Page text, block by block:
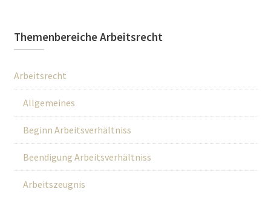
Themenbereiche Arbeitsrecht
Arbeitsrecht
Allgemeines
Beginn Arbeitsverhältniss
Beendigung Arbeitsverhältniss
Arbeitszeugnis